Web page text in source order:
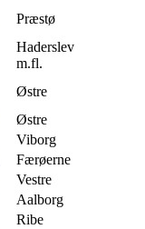
Præstø
Haderslev
m.fl.
Østre
Østre
Viborg
Færøerne
Vestre
Aalborg
Ribe